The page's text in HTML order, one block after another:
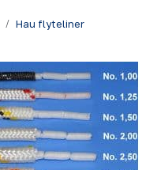
Hau flyteliner